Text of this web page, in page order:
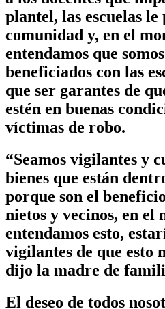
plantel, las escuelas le
comunidad y, en el
entendamos que
beneficiados con las
que ser garantes de
estén en buenas
víctimas de robo.
“Seamos vigilantes y
bienes que están
porque son el
nietos y vecinos, en el
entendamos esto,
vigilantes de que esto
dijo la madre de
El deseo de todos